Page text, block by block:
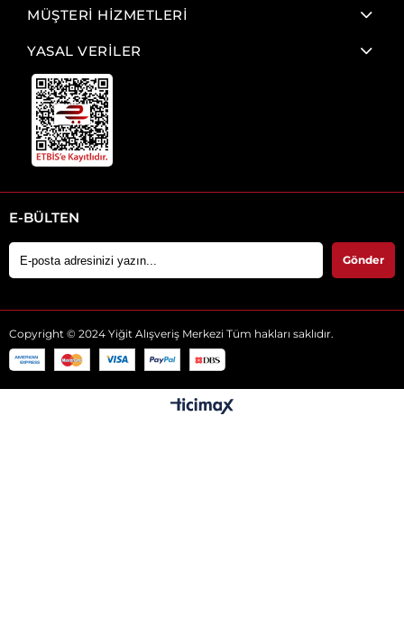
MÜŞTERİ HİZMETLERİ
YASAL VERİLER
E-BÜLTEN
Gönder
Copyright © 2024 Yiğit Alışveriş Merkezi Tüm hakları saklıdır.